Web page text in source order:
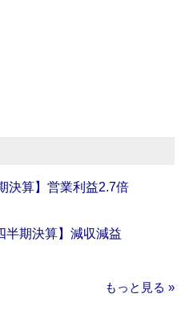
決算】営業利益2.7倍
半期決算】減収減益
もっと見る »